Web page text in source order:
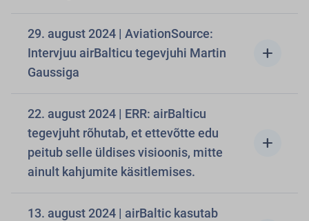
29. august 2024 | AviationSource:
Intervjuu airBalticu tegevjuhi Martin
Gaussiga
add
22. august 2024 | ERR: airBalticu
tegevjuht rõhutab, et ettevõtte edu
peitub selle üldises visioonis, mitte
ainult kahjumite käsitlemises.
add
13. august 2024 | airBaltic kasutab